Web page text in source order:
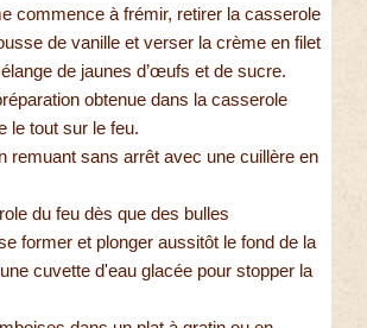
commence à frémir, retirer la casserole
de vanille et verser la crème en filet
de jaunes d’œufs et de sucre.
obtenue dans la casserole
le tout sur le feu.
remuant sans arrêt avec une cuillère en
du feu dès que des bulles
former et plonger aussitôt le fond de la
cuvette d'eau glacée pour stopper la